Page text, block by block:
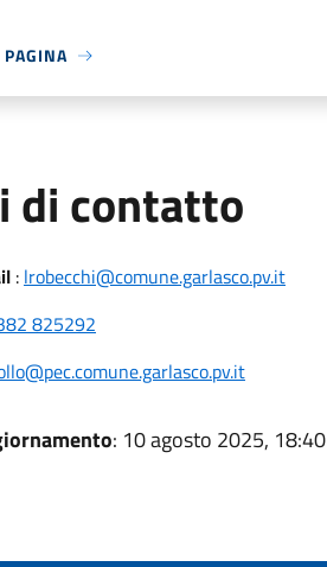
di contatto
: lrobecchi@comune.garlasco.pv.it
825292
: 10 agosto 2025, 18:40